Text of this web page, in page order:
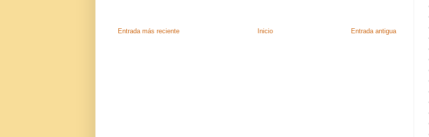
Entrada más reciente Entrada antigua
Inicio